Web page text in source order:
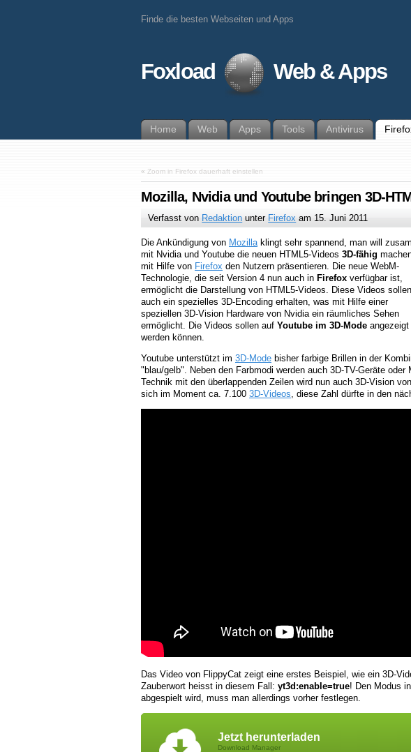
Finde die besten Webseiten und Apps
Foxload Web & Apps
Home Web Apps Tools Antivirus
« Zoom in Firefox dauerhaft einstellen
Mozilla, Nvidia und Youtube bringen 3D-
Verfasst von Redaktion unter Firefox am 15. Juni 2011
Die Ankündigung von Mozillaklingt sehr spannend, man will
mit Nvidia und Youtube die neuen HTML5-Videos 3D-fähig
mit Hilfe von Firefox den Nutzern präsentieren. Die neue WebM-
Technologie, die seit Version 4 nun auch in Firefox verfügbar ist,
ermöglicht die Darstellung von HTML5-Videos. Diese Videos
auch ein spezielles 3D-Encoding erhalten, was mit Hilfe einer
speziellen 3D-Vision Hardware von Nvidia ein räumliches Sehen
ermöglicht. Die Videos sollen auf Youtube im 3D-Mode angezeigt
werden können.
Youtube unterstützt im 3D-Mode bisher farbige Brillen in der
"blau/gelb". Neben den Farbmodi werden auch 3D-TV-Geräte
Technik mit den überlappenden Zeilen wird nun auch 3D-Vision
sich im Moment ca. 7.100 3D-Videos , diese Zahl dürfte in den
Das Video von FlippyCat zeigt eine erstes Beispiel, wie ein 3D-
Zauberwort heisst in diesem Fall: yt3d:enable=true! Den Modus
abgespielt wird, muss man allerdings vorher festlegen.
Jetzt herunterladen
Download Manager